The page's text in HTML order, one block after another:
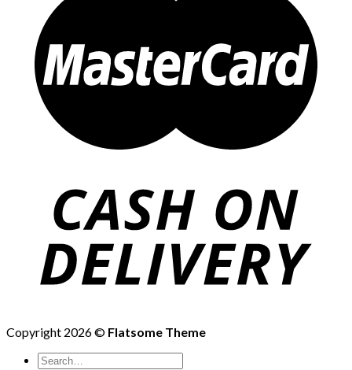
Copyright 2026 © Flatsome Theme
Search